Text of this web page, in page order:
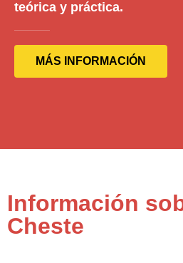
teórica y práctica.
MÁS INFORMACIÓN
Información
Cheste